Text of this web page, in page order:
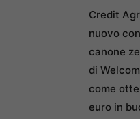
Credit
nuovo
canone
di
come
euro in